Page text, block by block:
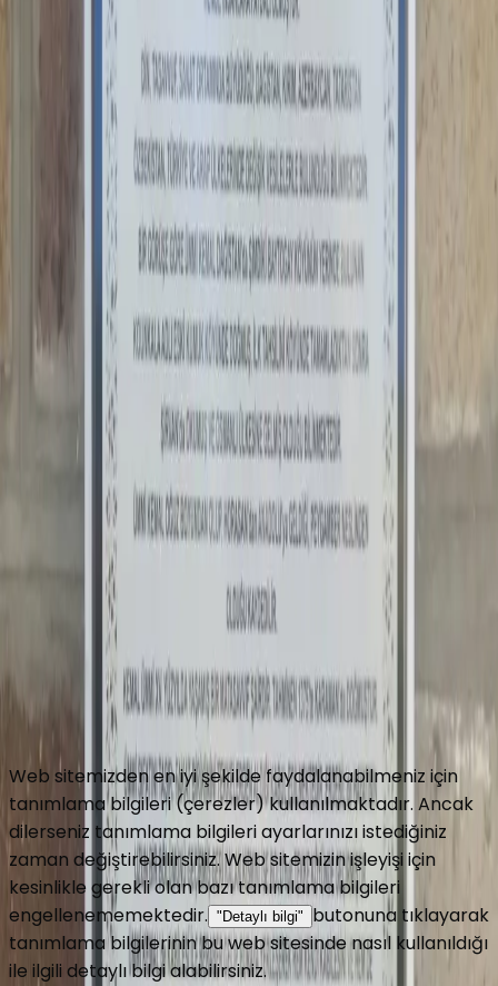
Anı Yaz
Fotoğraf Ekle
JPG, PNG veya WEBP · en fazla 500KB ·
5
Ekle
HakkımızdaCelaleddin Topçuİletişim
Copyright © 2016 Turbeler.org
Turbeler.org web sitesinde her türlü bilgiyi ve görseli
değiştirme, düzeltme ve yayınlama hakkını saklı tutar.
Gizlilik PolitikasıKullanım Koşulları
Web sitemizden en iyi şekilde faydalanabilmeniz için
tanımlama bilgileri (çerezler) kullanılmaktadır. Ancak
dilerseniz tanımlama bilgileri ayarlarınızı istediğiniz
zaman değiştirebilirsiniz. Web sitemizin işleyişi için
kesinlikle gerekli olan bazı tanımlama bilgileri
engellenememektedir. "Detaylı bilgi"
butonuna tıklayarak
tanımlama bilgilerinin bu web sitesinde nasıl kullanıldığı
ile ilgili detaylı bilgi alabilirsiniz.